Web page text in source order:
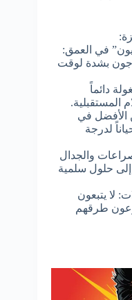
في العمق:
بشدة لوقت
دائماً
المستقبلية.
الأفضل في
لدرجة
والجدال
إلى حلول سلمية
لا يتبعون
طرقهم